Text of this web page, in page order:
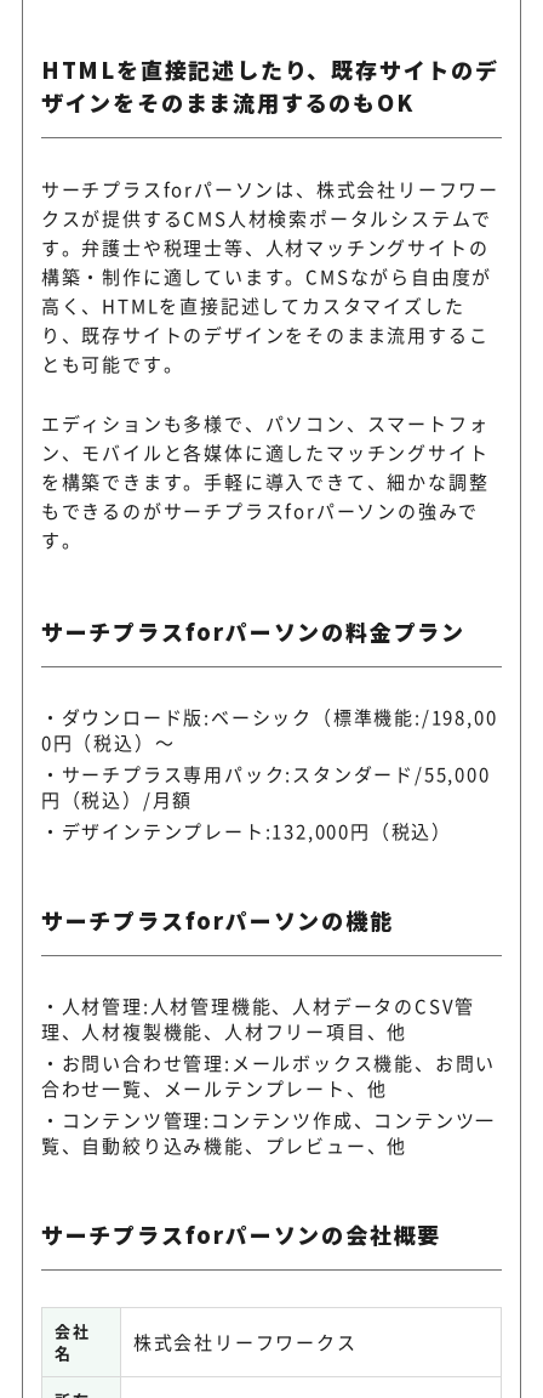
HTMLを直接記述したり、既存サイトのデ
ザインをそのまま流用するのもOK
サーチプラスforパーソンは、株式会社リーフワー
クスが提供するCMS人材検索ポータルシステムで
す。弁護士や税理士等、人材マッチングサイトの
構築・制作に適しています。CMSながら自由度が
高く、HTMLを直接記述してカスタマイズした
り、既存サイトのデザインをそのまま流用するこ
とも可能です。
エディションも多様で、パソコン、スマートフォ
ン、モバイルと各媒体に適したマッチングサイト
を構築できます。手軽に導入できて、細かな調整
もできるのがサーチプラスforパーソンの強みで
す。
サーチプラスforパーソンの料金プラン
ダウンロード版:ベーシック（標準機能:/198,00
0円（税込）～
サーチプラス専用パック:スタンダード/55,000
円（税込）/月額
デザインテンプレート:132,000円（税込）
サーチプラスforパーソンの機能
人材管理:人材管理機能、人材データのCSV管
理、人材複製機能、人材フリー項目、他
お問い合わせ管理:メールボックス機能、お問い
合わせ一覧、メールテンプレート、他
コンテンツ管理:コンテンツ作成、コンテンツ一
覧、自動絞り込み機能、プレビュー、他
サーチプラスforパーソンの会社概要
会社
名
株式会社リーフワークス